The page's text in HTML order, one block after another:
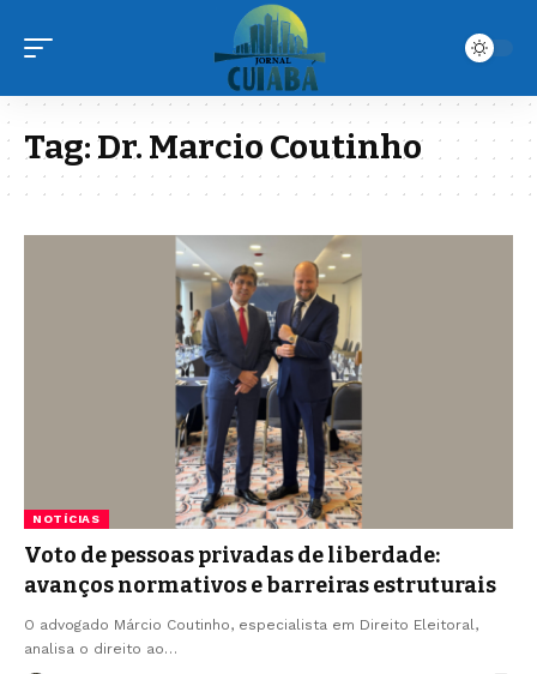
Tag:Dr. Marcio Coutinho
NOTÍCIAS
Voto de pessoas privadas de liberdade:
avanços normativos e barreiras estruturais
O advogado Márcio Coutinho, especialista em Direito Eleitoral,
analisa o direito ao…